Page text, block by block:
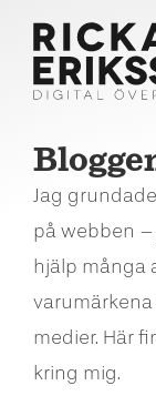
Jag
på webben –
hjälp många
medier. Här
kring mig.